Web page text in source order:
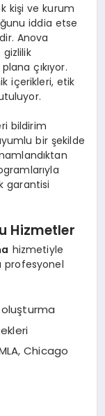
kişi ve kurum
iddia etse
Anova
çıkıyor.
içerikleri, etik
bildirim
bir şekilde
garantisi
Hizmetler
hizmetiyle
profesyonel
Chicago